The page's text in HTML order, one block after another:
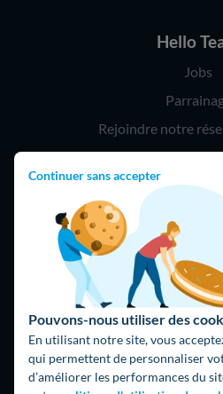
Continuer sans accepter
Pouvons-nous utiliser des
En utilisant notre site, vous
qui permettent de personnaliser
d’améliorer les performances du
Hello
Jobs
Rejoindre notre
Hello !
09 75 18 60 60
75018